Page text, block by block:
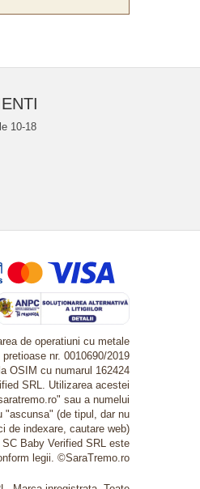
10-18
de operatiuni cu metale
pretioase nr. 0010690/2019
OSIM cu numarul 162424
SRL. Utilizarea acestei
sau a numelui
"ascunsa" (de tipul, dar nu
de indexare, cautare web)
Baby Verified SRL este
legii. ©SaraTremo.ro